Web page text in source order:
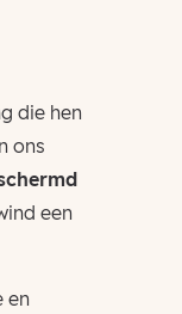
die hen
ons
een
en